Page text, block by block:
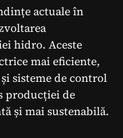
actuale în
hidro. Aceste
mai eficiente,
sisteme de control
producției de
și mai sustenabilă.